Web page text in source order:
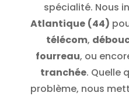
spécialité. Nous
Atlantique (44)
télécom,
fourreau, ou
tranchée. Quelle
problème, nous